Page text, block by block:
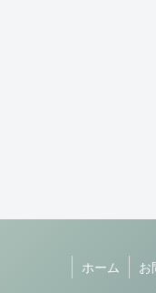
ホーム お